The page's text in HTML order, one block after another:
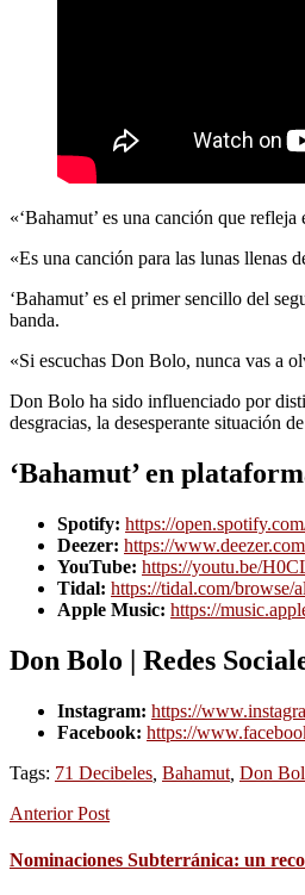
«‘Bahamut’ es una canción que
«Es una canción para las lunas llenas
‘Bahamut’ es el primer sencillo del
banda.
«Si escuchas Don Bolo, nunca vas a
Don Bolo ha sido influenciado por
desgracias, la desesperante situación
‘Bahamut’ en
Spotify: https://
Deezer: https://
YouTube: https://youtu.be/
Tidal: https://tidal.com/browse/
Apple Music: https://
Don Bolo | Redes
Instagram: https://
Facebook: https://
Tags: 71 Decibeles Bahamut Don
Anterior Post
Nominaciones Subterránica: un